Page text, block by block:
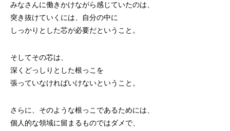
みなさんに働きかけながら感じていたのは、
突き抜けていくには、自分の中に
しっかりとした芯が必要だということ。
そしてその芯は、
深くどっしりとした根っこを
張っていなければいけないということ。
さらに、そのような根っこであるためには、
個人的な領域に留まるものではダメで、